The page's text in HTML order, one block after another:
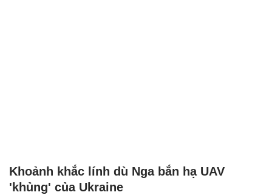
Khoảnh khắc lính dù Nga bắn hạ UAV
'khủng' của Ukraine